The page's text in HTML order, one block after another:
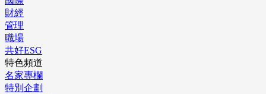
財經
管理
職場
共好ESG
特色頻道
名家專欄
特別企劃